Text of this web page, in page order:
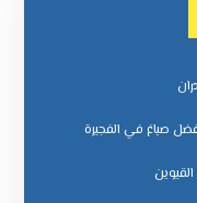
صباغ في الفجيرة